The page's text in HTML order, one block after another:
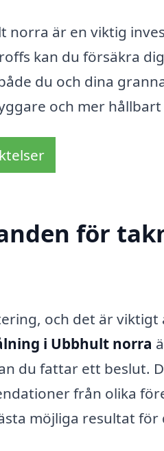
norra är en viktig
kan du försäkra
du och dina
och mer
för
och det är viktigt
i Ubbhult norra
du fattar ett beslut.
från olika
möjliga resultat